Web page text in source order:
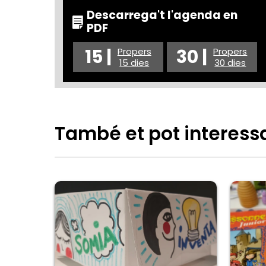
Descarrega't l'agenda en
PDF
15 | Propers
15 dies
30 | Propers
30 dies
També et pot